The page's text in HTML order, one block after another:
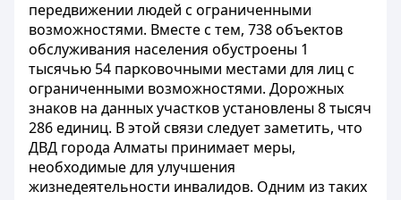
передвижении людей с ограниченными
возможностями. Вместе с тем, 738 объектов
обслуживания населения обустроены 1
тысячью 54 парковочными местами для лиц с
ограниченными возможностями. Дорожных
знаков на данных участков установлены 8 тысяч
286 единиц. В этой связи следует заметить, что
ДВД города Алматы принимает меры,
необходимые для улучшения
жизнедеятельности инвалидов. Одним из таких